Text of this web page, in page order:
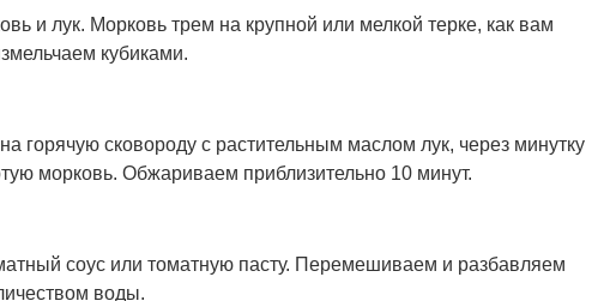
и лук. Морковь трем на крупной или мелкой терке, как вам
кубиками.
горячую сковороду с растительным маслом лук, через минутку
морковь. Обжариваем приблизительно 10 минут.
соус или томатную пасту. Перемешиваем и разбавляем
воды.